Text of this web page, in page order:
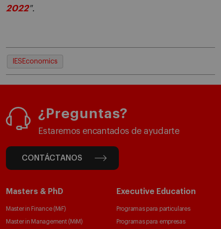
2022".
IESEconomics
¿Preguntas?
Estaremos encantados de ayudarte
CONTÁCTANOS
Masters & PhD
Master in Finance (MiF)
Master in Management (MiM)
Executive Education
Programas para particulares
Programas para empresas